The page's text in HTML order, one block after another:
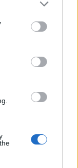
zajímavé akce pro
organizují České